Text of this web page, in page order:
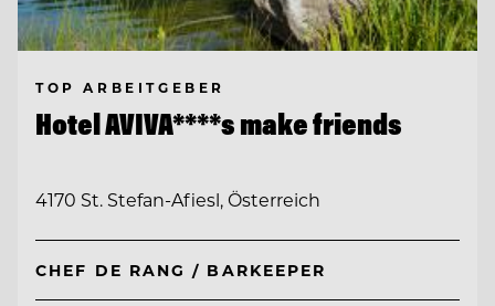
TOP ARBEITGEBER
Hotel AVIVA****s make friends
4170 St. Stefan-Afiesl, Österreich
CHEF DE RANG / BARKEEPER